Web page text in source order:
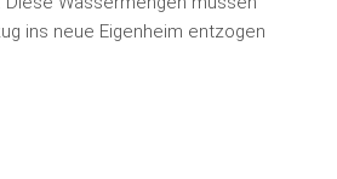
ins neue Eigenheim entzogen